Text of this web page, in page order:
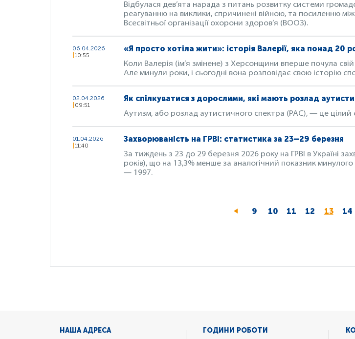
Відбулася дев’ята нарада з питань розвитку системи
реагуванню на виклики, спричинені війною, та посиленню
Всесвітньої організації охорони здоров’я (ВООЗ).
06.04.2026
10:55
«Я просто хотіла жити»: історія Валерії, яка понад 20
Коли Валерія (ім’я змінене) з Херсонщини вперше почула
Але минули роки, і сьогодні вона розповідає свою історію
02.04.2026
09:51
Як спілкуватися з дорослими, які мають розлад
Аутизм, або розлад аутистичного спектра (РАС), — це цілий
01.04.2026
11:40
Захворюваність на ГРВІ: статистика за 23–29 березня
За тиждень з 23 до 29 березня 2026 року на ГРВІ в Україні
років), що на 13,3% менше за аналогічний показник минулого
— 1997.
Page
9 Page
10 Page
11 Page
12
Поточна
13 14
НАША АДРЕСА ГОДИНИ РОБОТИ